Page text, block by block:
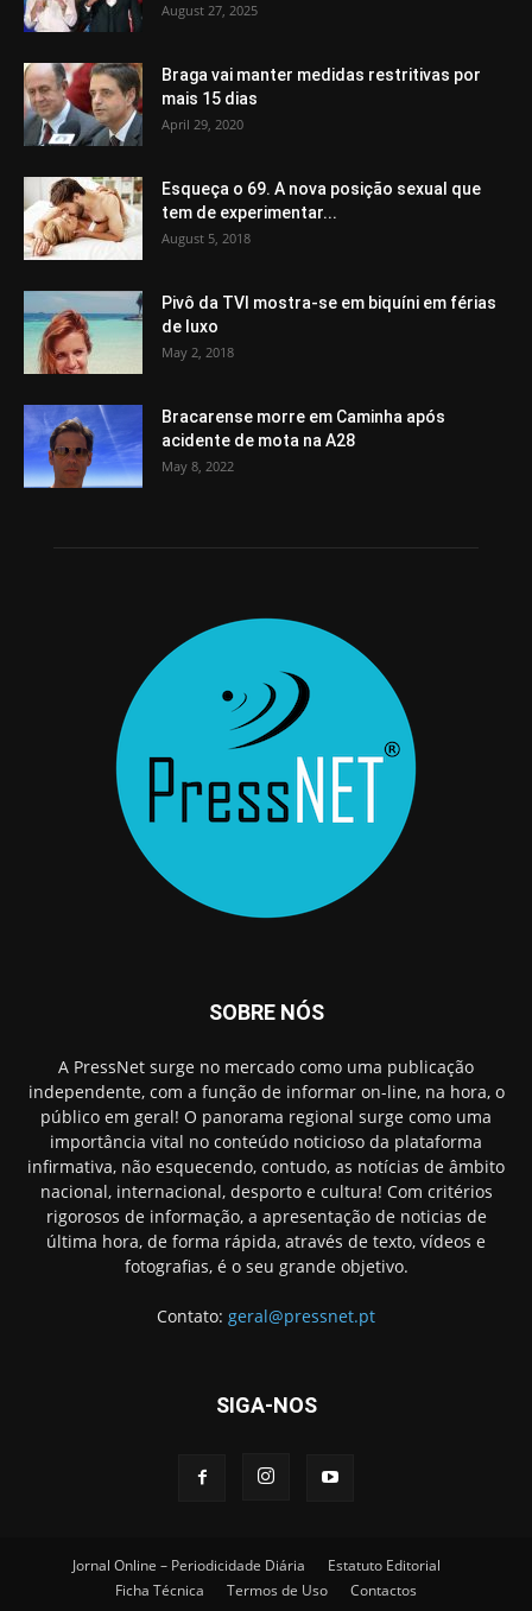
August 27, 2025
Braga vai manter medidas restritivas por
mais 15 dias
April 29, 2020
Esqueça o 69. A nova posição sexual que
tem de experimentar...
August 5, 2018
Pivô da TVI mostra-se em biquíni em férias
de luxo
May 2, 2018
Bracarense morre em Caminha após
acidente de mota na A28
May 8, 2022
SOBRE NÓS
A PressNet surge no mercado como uma publicação
independente, com a função de informar on-line, na hora, o
público em geral! O panorama regional surge como uma
importância vital no conteúdo noticioso da plataforma
infirmativa, não esquecendo, contudo, as notícias de âmbito
nacional, internacional, desporto e cultura! Com critérios
rigorosos de informação, a apresentação de noticias de
última hora, de forma rápida, através de texto, vídeos e
fotografias, é o seu grande objetivo.
Contato: geral@pressnet.pt
SIGA-NOS
Jornal Online – Periodicidade Diária
Estatuto Editorial
Ficha Técnica
Termos de Uso Contactos